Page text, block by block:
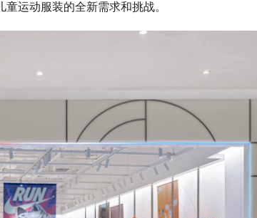
运动服装的全新需求和挑战。